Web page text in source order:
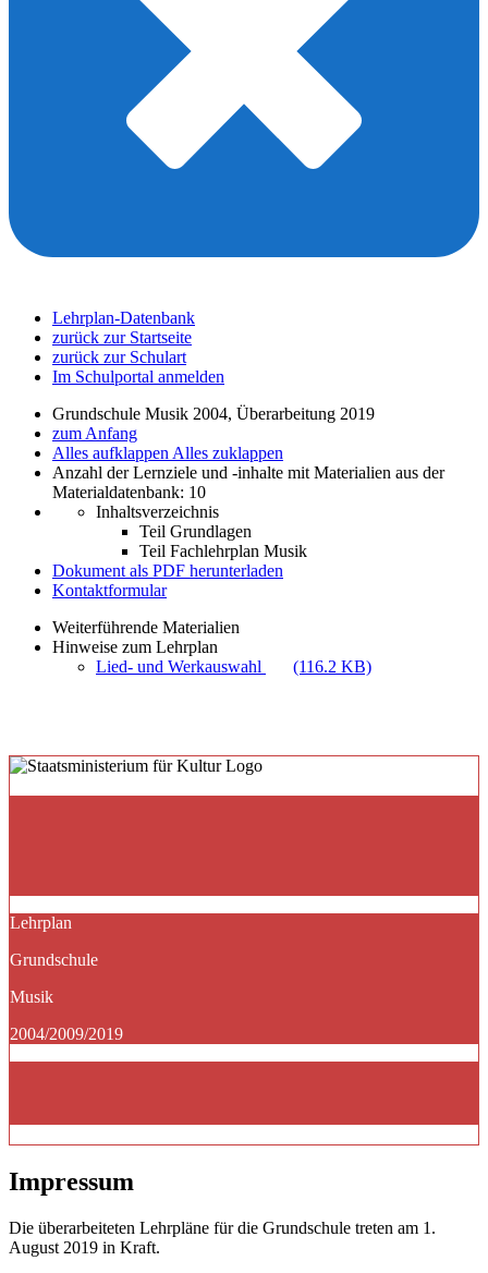
Lehrplan-Datenbank
zurück zur Startseite
zurück zur Schulart
Im Schulportal anmelden
Grundschule Musik 2004, Überarbeitung 2019
zum Anfang
Alles aufklappen Alles zuklappen
Anzahl der Lernziele und -inhalte mit Materialien aus der
Materialdatenbank: 10
Inhaltsverzeichnis
Teil Grundlagen
Teil Fachlehrplan Musik
Dokument als PDF herunterladen
Kontaktformular
Weiterführende Materialien
Hinweise zum Lehrplan
Lied- und Werkauswahl
(116.2 KB)
Lehrplan
Grundschule
Musik
2004/2009/2019
Impressum
Die überarbeiteten Lehrpläne für die Grundschule treten am 1.
August 2019 in Kraft.